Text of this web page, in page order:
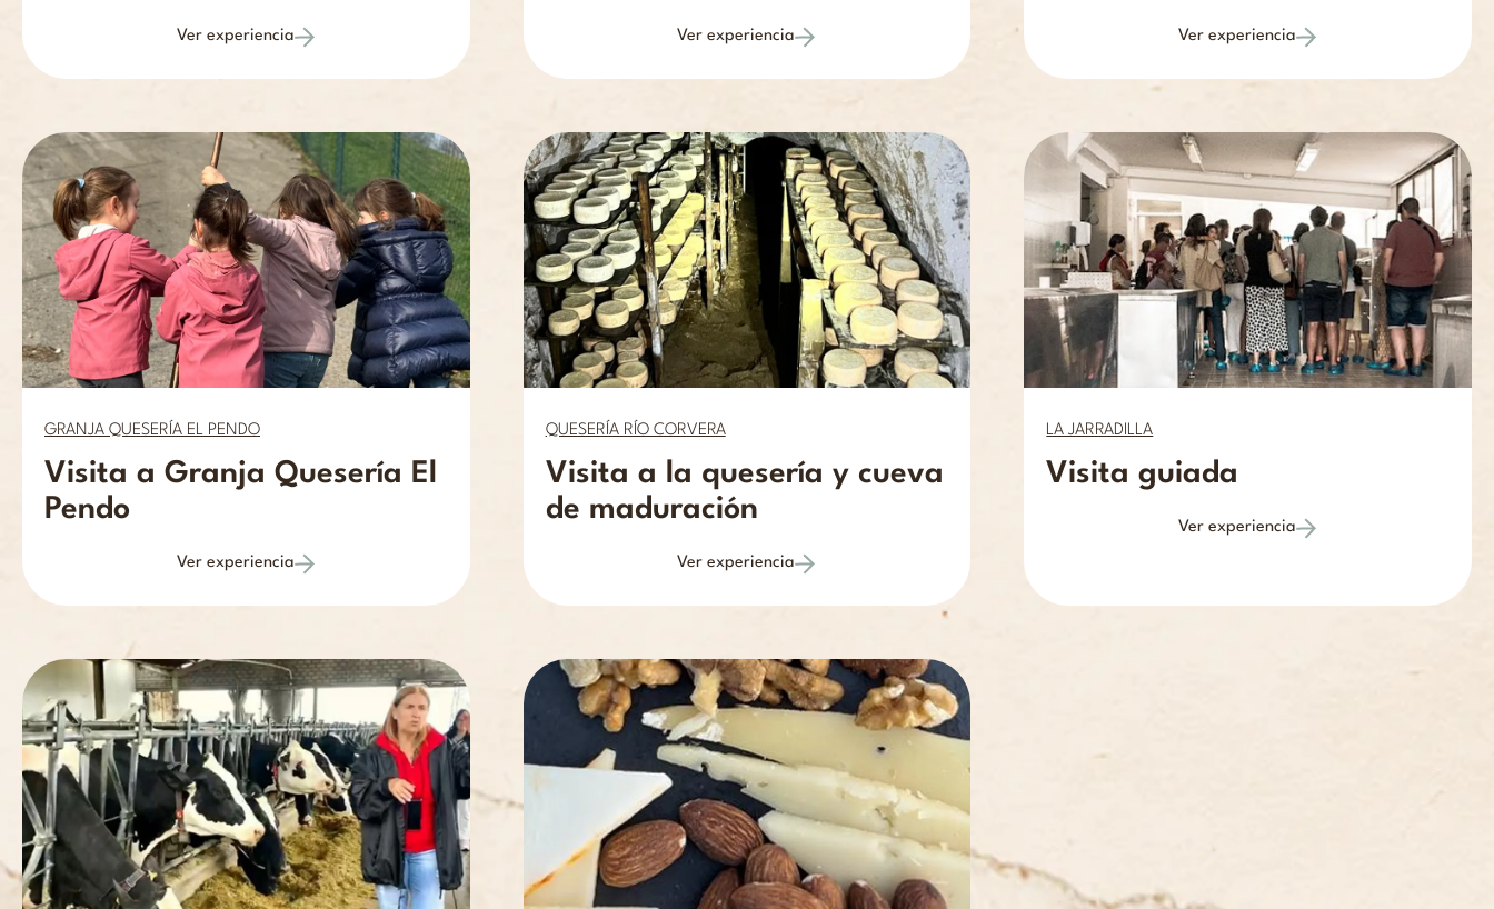
Ver experiencia Ver experiencia Ver experiencia
GRANJA QUESERÍA EL PENDO
Visita a Granja Quesería El
Pendo
Ver experiencia
QUESERÍA RÍO CORVERA
Visita a la quesería y cueva
de maduración
Ver experiencia
LA JARRADILLA
Visita guiada
Ver experiencia